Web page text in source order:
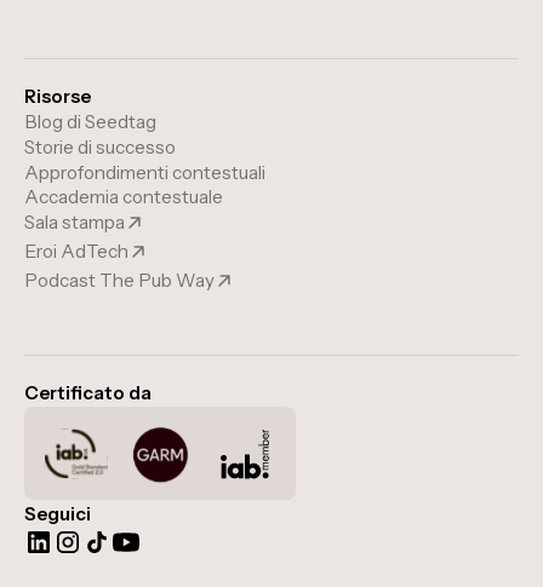
Risorse
Blog di Seedtag
Storie di successo
Approfondimenti contestuali
Accademia contestuale
Sala stampa
Eroi AdTech
Podcast The Pub Way
Certificato da
Seguici